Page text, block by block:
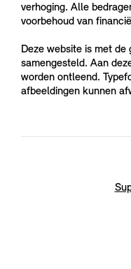
verhoging. Alle
voorbehoud van
Deze website is met
samengesteld. Aan
worden ontleend.
afbeeldingen kunnen